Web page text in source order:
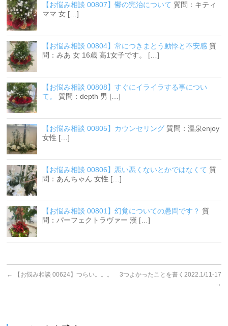
【お悩み相談 00807】鬱の完治について 質問：キティ
ママ 女 […]
【お悩み相談 00804】常につきまとう動悸と不安感 質
問：みあ 女 16歳 高1女子です。 […]
【お悩み相談 00808】すぐにイライラする事につい
て。
質問：depth 男 […]
【お悩み相談 00805】カウンセリング 質問：温泉enjoy
女性 […]
【お悩み相談 00806】悪い悪くないとかではなくて 質
問：あんちゃん 女性 […]
【お悩み相談 00801】幻覚についての愚問です？ 質
問：パーフェクトラヴァー 漢 […]
← 【お悩み相談 00624】つらい。。。
3つよかったことを書く2022.1/11-17
→